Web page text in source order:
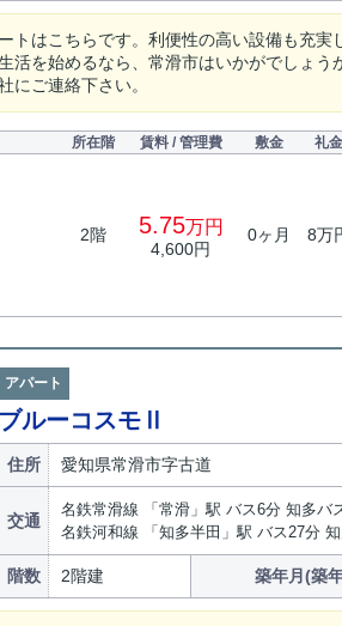
トはこちらです。利便性の高い設備も充
活を始めるなら、常滑市はいかがでしょう
にご連絡下さい。
所在階 賃料 / 管理費 敷金 礼金
2階 5.75万円
4,600円
0ヶ月 8万
アパート
ブルーコスモⅡ
住所 愛知県常滑市字古道
交通
名鉄常滑線 「常滑」駅 バス6分 知多バ
名鉄河和線 「知多半田」駅 バス27分
階数 2階建 築年月(築